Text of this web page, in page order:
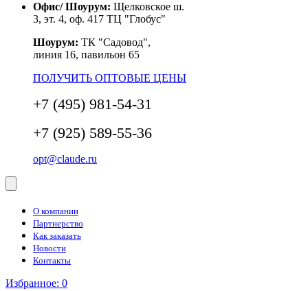
Офис/ Шоурум: Щелковское ш.
3, эт. 4, оф. 417 ТЦ "Глобус"
Шоурум: ТК "Садовод",
линия 16, павильон 65
ПОЛУЧИТЬ ОПТОВЫЕ ЦЕНЫ
+7 (495) 981-54-31
+7 (925) 589-55-36
opt@claude.ru
О компании
Партнерство
Как заказать
Новости
Контакты
Избранное: 0